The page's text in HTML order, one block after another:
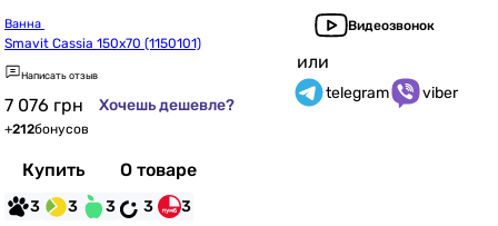
Smavit Cassia 150x70 (1150101)
Написать отзыв
7 076 грн Хочешь дешевле?
+212бонусов
Купить О товаре
3 3 3 3 3
Видеозвонок
или
telegram viber